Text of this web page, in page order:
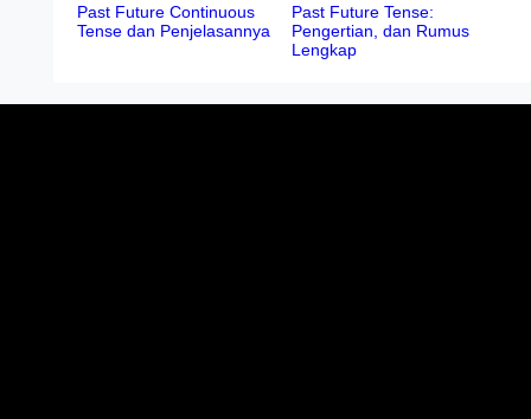
Past Future Continuous
Tense dan Penjelasannya
Past Future Tense:
Pengertian, dan Rumus
Lengkap